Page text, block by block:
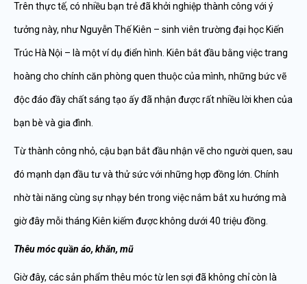
Trên thực tế, có nhiều bạn trẻ đã khởi nghiệp thành công với ý
tưởng này, như Nguyễn Thế Kiên – sinh viên trường đại học Kiến
Trúc Hà Nội – là một ví dụ điển hình. Kiên bắt đầu bằng việc trang
hoàng cho chính căn phòng quen thuộc của mình, những bức vẽ
độc đáo đầy chất sáng tạo ấy đã nhận được rất nhiều lời khen của
bạn bè và gia đình.
Từ thành công nhỏ, cậu bạn bắt đầu nhận vẽ cho người quen, sau
đó mạnh dạn đầu tư và thử sức với những hợp đồng lớn. Chính
nhờ tài năng cùng sự nhạy bén trong việc nắm bắt xu hướng mà
giờ đây mỗi tháng Kiên kiếm được không dưới 40 triệu đồng.
Thêu móc quần áo, khăn, mũ
Giờ đây, các sản phẩm thêu móc từ len sợi đã không chỉ còn là